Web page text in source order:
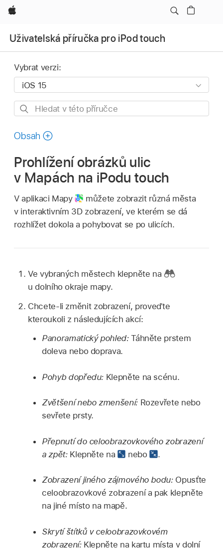
Apple
Uživatelská příručka pro iPod touch
Vybrat verzi:
Hledat
příručce
Obsah
Prohlížení obrázků ulic
v Mapách na iPodu touch
V aplikaci Mapy
můžete zobrazit různá města
v interaktivním 3D zobrazení, ve kterém se dá
rozhlížet dokola a pohybovat se po ulicích.
Ve vybraných městech klepněte na
u dolního okraje mapy.
Chcete-li změnit zobrazení, proveďte
kteroukoli z následujících akcí:
Panoramatický pohled:Táhněte prstem
doleva nebo doprava.
Pohyb dopředu: Klepněte na scénu.
Zvětšení nebo zmenšení: Rozevřete nebo
sevřete prsty.
Přepnutí do celoobrazovkového zobrazení
a zpět: Klepněte na nebo .
Zobrazení jiného zájmového bodu: Opusťte
celoobrazovkové zobrazení a pak klepněte
na jiné místo na mapě.
Skrytí štítků v celoobrazovkovém
zobrazení: Klepněte na kartu místa v dolní